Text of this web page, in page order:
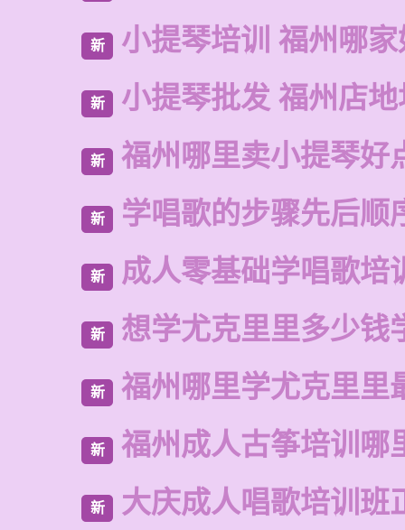
新 小提琴培训 福州哪
新 小提琴批发 福州店
新 福州哪里卖小提琴好
新 学唱歌的步骤先后顺
新 成人零基础学唱歌培
新 想学尤克里里多少钱
新 福州哪里学尤克里里
新 福州成人古筝培训哪
新 大庆成人唱歌培训班